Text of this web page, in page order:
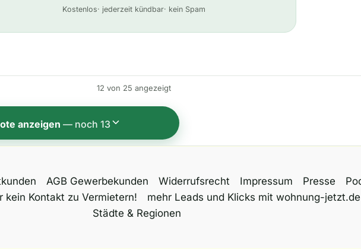
t
n
v
:
Kostenlos· jederzeit kündbar· kein Spam
12 von 25 angezeigt
anzeigen — noch 13
AGB Gewerbekunden Widerrufsrecht Impressum Presse
Kontakt zu Vermietern!
mehr Leads und Klicks mit wohnung-jetzt.de
Städte & Regionen